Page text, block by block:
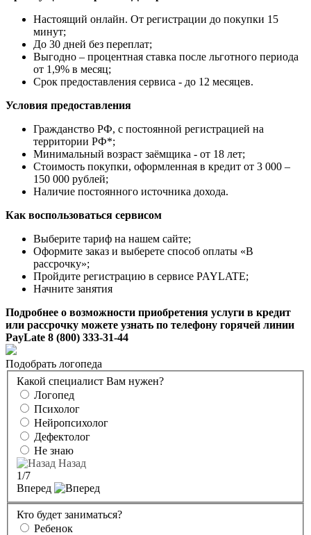
Настоящий онлайн. От регистрации до покупки 15
минут;
До 30 дней без переплат;
Выгодно – процентная ставка после льготного периода
от 1,9% в месяц;
Срок предоставления сервиса - до 12 месяцев.
Условия предоставления
Гражданство РФ, с постоянной регистрацией на
территории РФ*;
Минимальный возраст заёмщика - от 18 лет;
Стоимость покупки, оформленная в кредит от 3 000 –
150 000 рублей;
Наличие постоянного источника дохода.
Как воспользоваться сервисом
Выберите тариф на нашем сайте;
Оформите заказ и выберете способ оплаты «В
рассрочку»;
Пройдите регистрацию в сервисе PAYLATE;
Начните занятия
Подробнее о возможности приобретения услуги в кредит
или рассрочку можете узнать по телефону горячей линии
PayLate 8 (800) 333-31-44
Подобрать логопеда
Какой специалист Вам нужен?
Логопед
Психолог
Нейропсихолог
Дефектолог
Не знаю
Назад
1/7
Вперед
Кто будет заниматься?
Ребенок